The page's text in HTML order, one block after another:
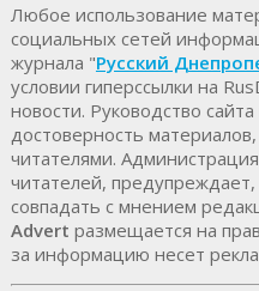
Любое использование
социальных сетей
журнала "Русский
условии гиперссылки на
новости. Руководство
достоверность
читателями.
читателей,
совпадать с мнением
Advert размещается на
за информацию несет